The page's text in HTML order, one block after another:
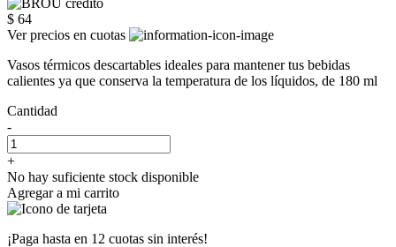
$ 64
Ver precios en cuotas
Vasos térmicos descartables ideales para mantener tus bebidas
calientes ya que conserva la temperatura de los líquidos, de 180 ml
Cantidad
-
+
No hay suficiente stock disponible
Agregar a mi carrito
¡Paga hasta en 12 cuotas sin interés!